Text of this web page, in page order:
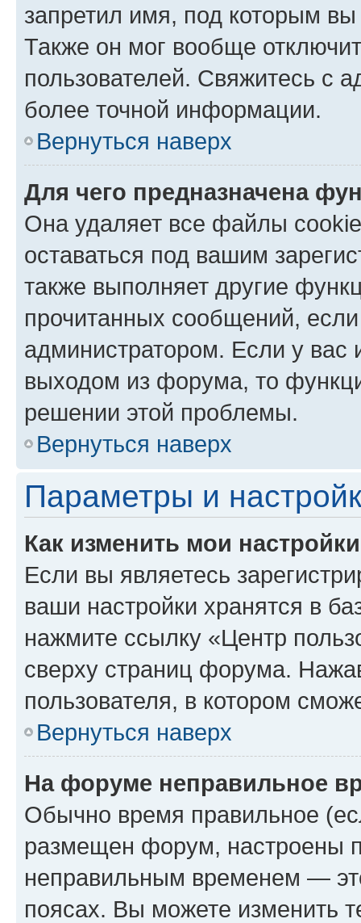
запретил имя, под которым вы
Также он мог вообще
пользователей. Свяжитесь с
более точной информации.
Вернуться наверх
Для чего предназначена
Она удаляет все файлы
оставаться под вашим
также выполняет другие
прочитанных сообщений,
администратором. Если у
выходом из форума, то
решении этой проблемы.
Вернуться наверх
Параметры и
Как изменить мои
Если вы являетесь
ваши настройки хранятся в
нажмите ссылку «Центр
сверху страниц форума.
пользователя, в котором
Вернуться наверх
На форуме неправильное
Обычно время правильное
размещен форум, настроены
неправильным временем —
поясах. Вы можете изменить